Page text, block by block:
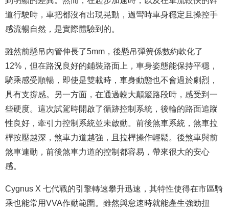
道行駛時，車把都沒有出現晃動，過彎時車身穩定且操控手
感流暢自然，是實際體驗到的。
雖然前懸吊內管伸長了5mm，後懸吊彈簧係數約軟化了
12%，但在路況良好的鋪裝路面上，車身姿態能保持平穩，
騎乘感受順暢，即使是雙載時，車身動態也不會過於劇烈，
具有支撐感。另一方面，在通過較大顛簸路段時，感受到一
些硬度。這次試駕時開啟了循跡控制系統，後輪的路面追蹤
性良好，牽引力控制系統並未啟動。前後煞車系統，煞車拉
桿按壓越深，煞車力道越強，且拉桿操作輕鬆。後煞車與前
煞車連動，前後煞車力道的控制都容易，帶來很大的安心
感。
Cygnus X 七代戰的引擎轉速攀升迅速，其特性使得在市區騎
乘也能常用VVA作動範圍。雖然與怠速時就能產生強勁扭